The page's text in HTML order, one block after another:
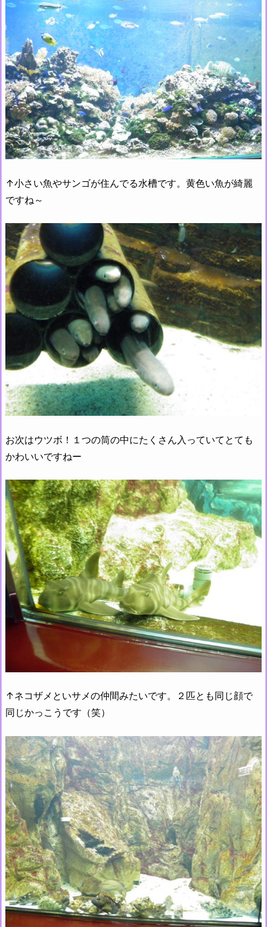
↑小さい魚やサンゴが住んでる水槽です。黄色い魚が綺麗
ですね～
お次はウツボ！１つの筒の中にたくさん入っていてとても
かわいいですねー
↑ネコザメといサメの仲間みたいです。２匹とも同じ顔で
同じかっこうです（笑）